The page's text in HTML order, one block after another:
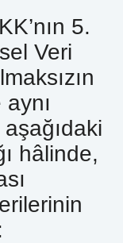
5.
Veri
hâlinde,